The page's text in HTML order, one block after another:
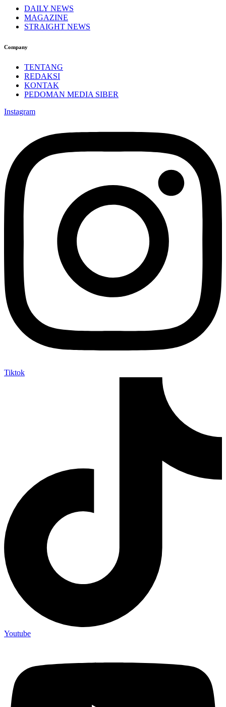
DAILY NEWS
MAGAZINE
STRAIGHT NEWS
Company
TENTANG
REDAKSI
KONTAK
PEDOMAN MEDIA SIBER
Instagram
Tiktok
Youtube